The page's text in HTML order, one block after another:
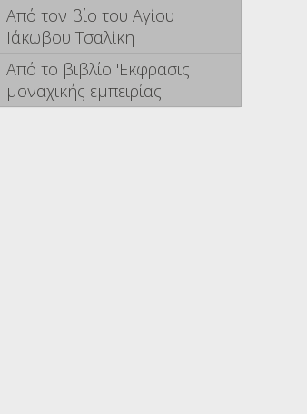
Από τον βίο του Αγίου
Ιάκωβου Τσαλίκη
Από το βιβλίο 'Εκφρασις
μοναχικής εμπειρίας